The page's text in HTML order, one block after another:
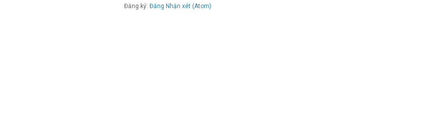
Đăng ký: Đăng Nhận xét (Atom)